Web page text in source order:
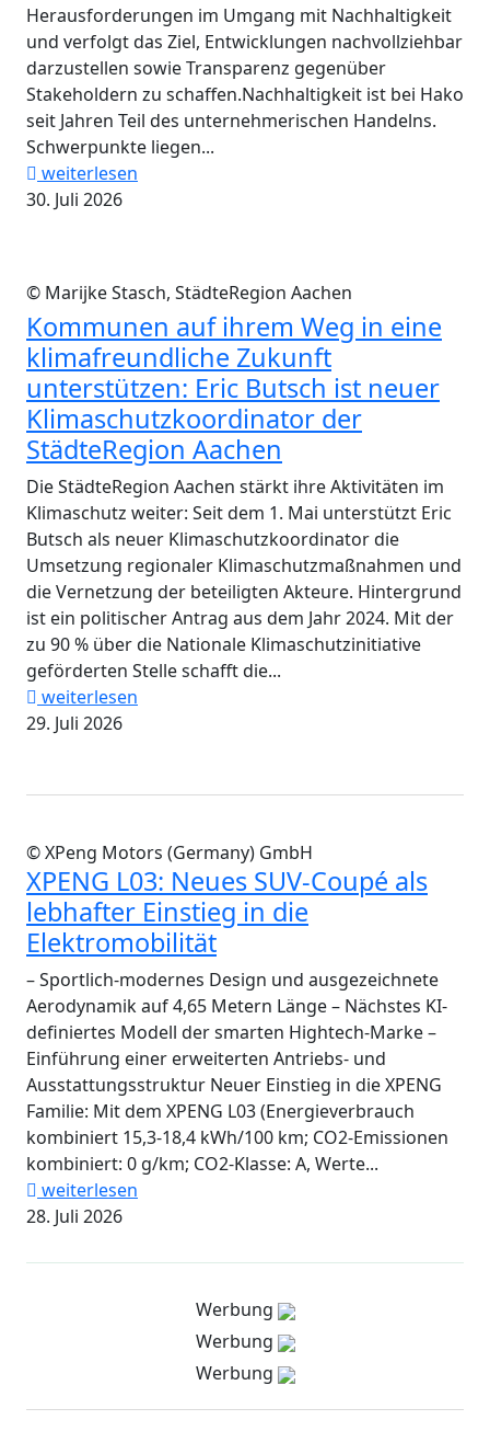
Herausforderungen im Umgang mit Nachhaltigkeit
und verfolgt das Ziel, Entwicklungen nachvollziehbar
darzustellen sowie Transparenz gegenüber
Stakeholdern zu schaffen.Nachhaltigkeit ist bei Hako
seit Jahren Teil des unternehmerischen Handelns.
Schwerpunkte liegen...
weiterlesen
30. Juli 2026
© Marijke Stasch, StädteRegion Aachen
Kommunen auf ihrem Weg in eine
klimafreundliche Zukunft
unterstützen: Eric Butsch ist neuer
Klimaschutzkoordinator der
StädteRegion Aachen
Die StädteRegion Aachen stärkt ihre Aktivitäten im
Klimaschutz weiter: Seit dem 1. Mai unterstützt Eric
Butsch als neuer Klimaschutzkoordinator die
Umsetzung regionaler Klimaschutzmaßnahmen und
die Vernetzung der beteiligten Akteure. Hintergrund
ist ein politischer Antrag aus dem Jahr 2024. Mit der
zu 90 % über die Nationale Klimaschutzinitiative
geförderten Stelle schafft die...
weiterlesen
29. Juli 2026
© XPeng Motors (Germany) GmbH
XPENG L03: Neues SUV-Coupé als
lebhafter Einstieg in die
Elektromobilität
– Sportlich-modernes Design und ausgezeichnete
Aerodynamik auf 4,65 Metern Länge – Nächstes KI-
definiertes Modell der smarten Hightech-Marke –
Einführung einer erweiterten Antriebs- und
Ausstattungsstruktur Neuer Einstieg in die XPENG
Familie: Mit dem XPENG L03 (Energieverbrauch
kombiniert 15,3-18,4 kWh/100 km; CO2-Emissionen
kombiniert: 0 g/km; CO2-Klasse: A, Werte...
weiterlesen
28. Juli 2026
Werbung
Werbung
Werbung